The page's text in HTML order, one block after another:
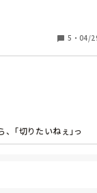
5 ・ 04/
、｢切りたいねぇ｣っ